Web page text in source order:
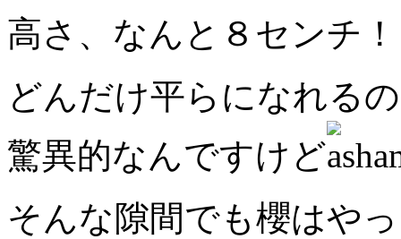
高さ、なんと８センチ！
どんだけ平らになれる
驚異的なんですけど
そんな隙間でも櫻はや